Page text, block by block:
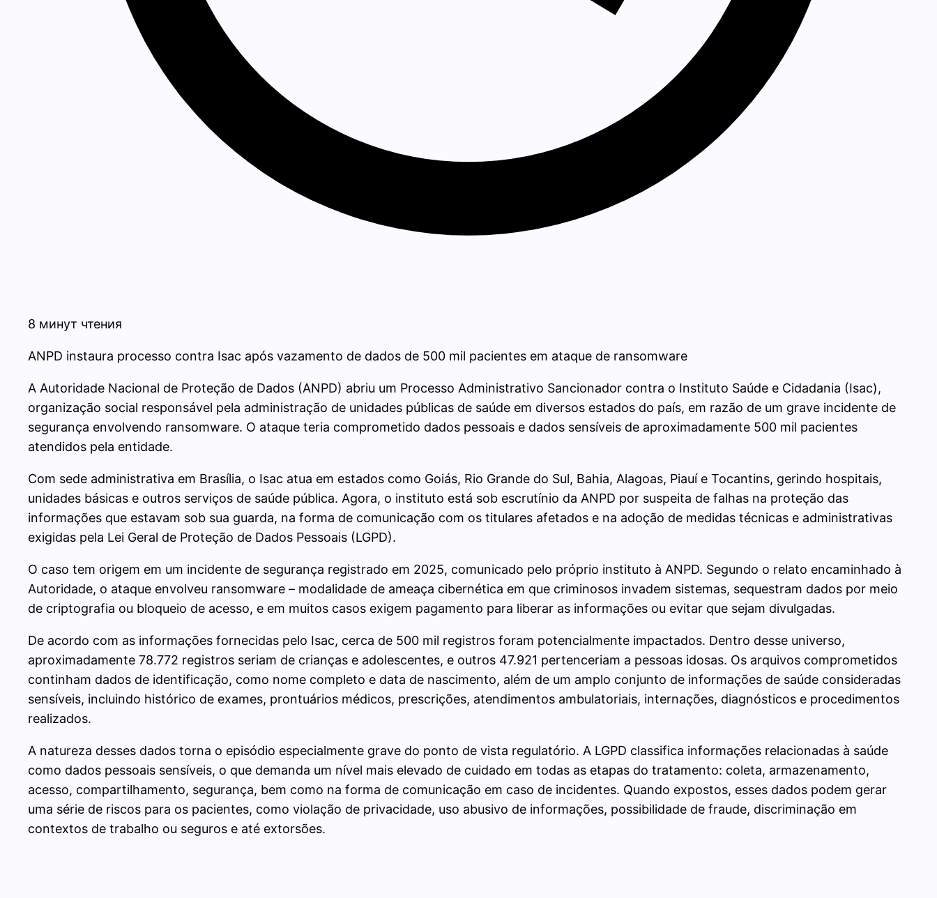
8 минут чтения
ANPD instaura processo contra Isac após vazamento de dados de 500 mil pacientes em ataque de ransomware
A Autoridade Nacional de Proteção de Dados (ANPD) abriu um Processo Administrativo Sancionador contra o Instituto Saúde e Cidadania (Isac),
organização social responsável pela administração de unidades públicas de saúde em diversos estados do país, em razão de um grave incidente de
segurança envolvendo ransomware. O ataque teria comprometido dados pessoais e dados sensíveis de aproximadamente 500 mil pacientes
atendidos pela entidade.
Com sede administrativa em Brasília, o Isac atua em estados como Goiás, Rio Grande do Sul, Bahia, Alagoas, Piauí e Tocantins, gerindo hospitais,
unidades básicas e outros serviços de saúde pública. Agora, o instituto está sob escrutínio da ANPD por suspeita de falhas na proteção das
informações que estavam sob sua guarda, na forma de comunicação com os titulares afetados e na adoção de medidas técnicas e administrativas
exigidas pela Lei Geral de Proteção de Dados Pessoais (LGPD).
O caso tem origem em um incidente de segurança registrado em 2025, comunicado pelo próprio instituto à ANPD. Segundo o relato encaminhado à
Autoridade, o ataque envolveu ransomware – modalidade de ameaça cibernética em que criminosos invadem sistemas, sequestram dados por meio
de criptografia ou bloqueio de acesso, e em muitos casos exigem pagamento para liberar as informações ou evitar que sejam divulgadas.
De acordo com as informações fornecidas pelo Isac, cerca de 500 mil registros foram potencialmente impactados. Dentro desse universo,
aproximadamente 78.772 registros seriam de crianças e adolescentes, e outros 47.921 pertenceriam a pessoas idosas. Os arquivos comprometidos
continham dados de identificação, como nome completo e data de nascimento, além de um amplo conjunto de informações de saúde consideradas
sensíveis, incluindo histórico de exames, prontuários médicos, prescrições, atendimentos ambulatoriais, internações, diagnósticos e procedimentos
realizados.
A natureza desses dados torna o episódio especialmente grave do ponto de vista regulatório. A LGPD classifica informações relacionadas à saúde
como dados pessoais sensíveis, o que demanda um nível mais elevado de cuidado em todas as etapas do tratamento: coleta, armazenamento,
acesso, compartilhamento, segurança, bem como na forma de comunicação em caso de incidentes. Quando expostos, esses dados podem gerar
uma série de riscos para os pacientes, como violação de privacidade, uso abusivo de informações, possibilidade de fraude, discriminação em
contextos de trabalho ou seguros e até extorsões.